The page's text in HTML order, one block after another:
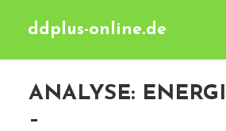
ddplus-online.de
ANALYSE:
–